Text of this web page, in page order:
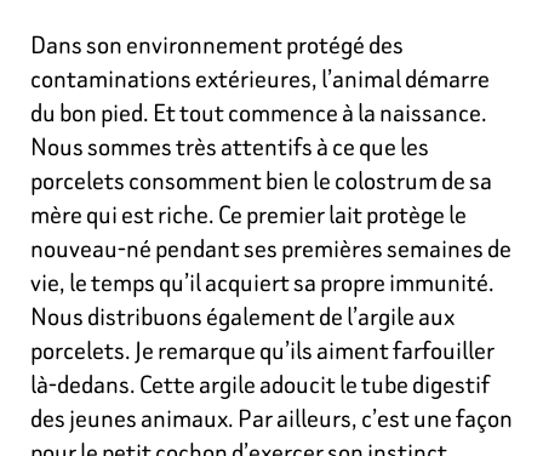
Dans son environnement protégé des
contaminations extérieures, l’animal démarre
du bon pied. Et tout commence à la naissance.
Nous sommes très attentifs à ce que les
porcelets consomment bien le colostrum de sa
mère qui est riche. Ce premier lait protège le
nouveau-né pendant ses premières semaines de
vie, le temps qu’il acquiert sa propre immunité.
Nous distribuons également de l’argile aux
porcelets. Je remarque qu’ils aiment farfouiller
là-dedans. Cette argile adoucit le tube digestif
des jeunes animaux. Par ailleurs, c’est une façon